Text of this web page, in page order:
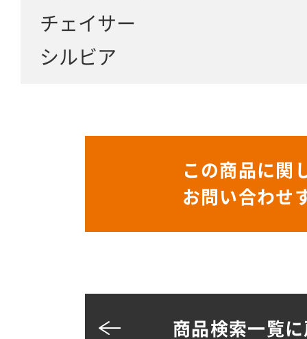
チェイサー
シルビア
この商品に関
お問い合わせ
商品検索一覧